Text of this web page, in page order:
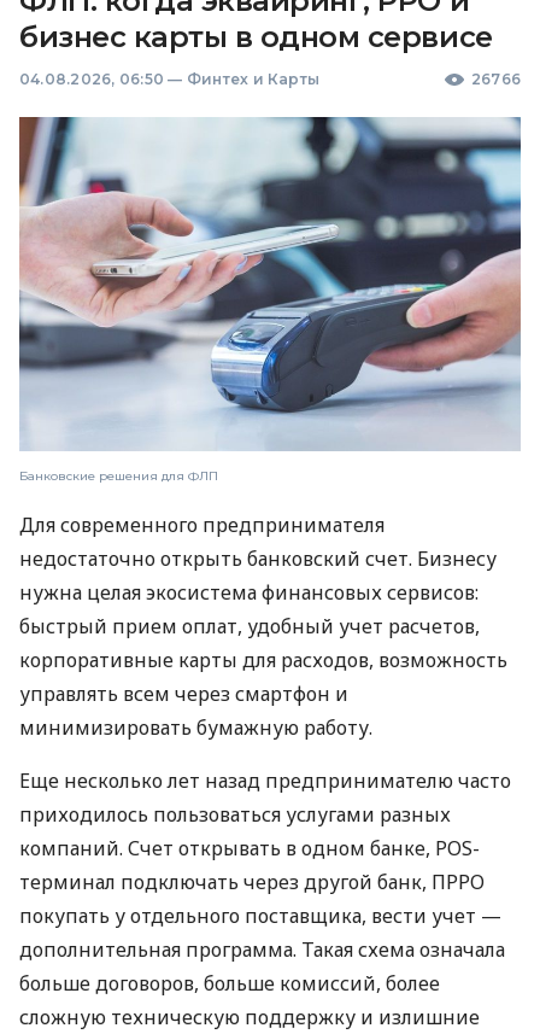
бизнес карты в одном сервисе
04.08.2026, 06:50 — Финтех и Карты 26766
Банковские решения для ФЛП
Для современного предпринимателя
недостаточно открыть банковский счет. Бизнесу
нужна целая экосистема финансовых сервисов:
быстрый прием оплат, удобный учет расчетов,
корпоративные карты для расходов, возможность
управлять всем через смартфон и
минимизировать бумажную работу.
Еще несколько лет назад предпринимателю часто
приходилось пользоваться услугами разных
компаний. Счет открывать в одном банке, POS-
терминал подключать через другой банк, ПРРО
покупать у отдельного поставщика, вести учет —
дополнительная программа. Такая схема означала
больше договоров, больше комиссий, более
сложную техническую поддержку и излишние